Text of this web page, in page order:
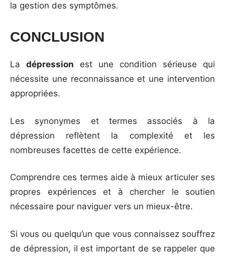
la gestion des symptômes.
CONCLUSION
La dépression est une condition sérieuse qui
nécessite une reconnaissance et une intervention
appropriées.
Les synonymes et termes associés à la
dépression reflètent la complexité et les
nombreuses facettes de cette expérience.
Comprendre ces termes aide à mieux articuler ses
propres expériences et à chercher le soutien
nécessaire pour naviguer vers un mieux-être.
Si vous ou quelqu’un que vous connaissez souffrez
de dépression, il est important de se rappeler que